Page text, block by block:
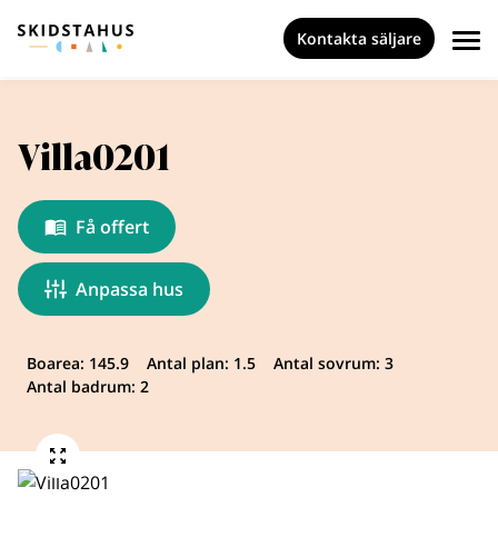
Kontakta säljare
Villa0201
Få offert
Anpassa hus
Boarea: 145.9 Antal plan: 1.5
Antal sovrum: 3
Antal badrum: 2